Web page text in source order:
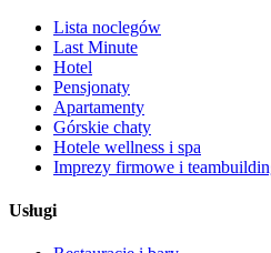
Lista noclegów
Last Minute
Hotel
Pensjonaty
Apartamenty
Górskie chaty
Hotele wellness i spa
Imprezy firmowe i
Usługi